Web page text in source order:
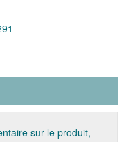
sur le produit,